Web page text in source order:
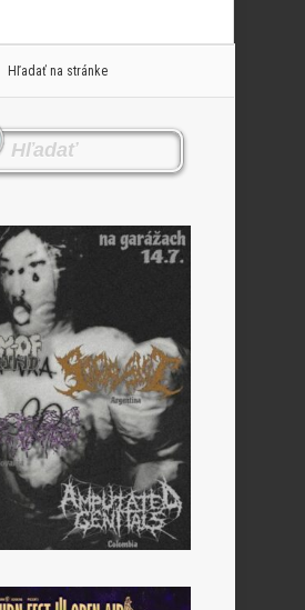
Hľadať na stránke